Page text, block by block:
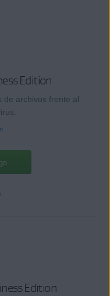
Edition
de archivos frente al
Edition